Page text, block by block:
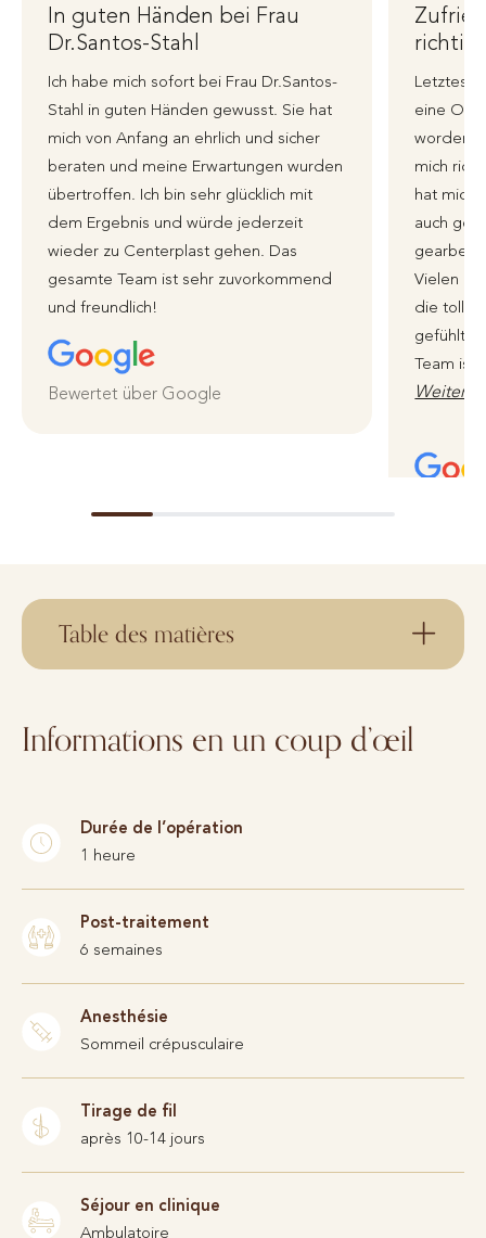
In guten Händen bei Frau
Dr.Santos-Stahl
Ich habe mich sofort bei Frau Dr.Santos-
Stahl in guten Händen gewusst. Sie hat
mich von Anfang an ehrlich und sicher
beraten und meine Erwartungen wurden
übertroffen. Ich bin sehr glücklich mit
dem Ergebnis und würde jederzeit
wieder zu Centerplast gehen. Das
gesamte Team ist sehr zuvorkommend
und freundlich!
Bewertet über Google
richtig
Letztes
eine
worden,
mich
hat mich
auch
Vielen
die tolle
gefühlt
Team ist
Table des matières
Informations en un coup d’œil
Durée de l’opération
1 heure
Post-traitement
6 semaines
Anesthésie
Sommeil crépusculaire
Tirage de fil
après 10-14 jours
Séjour en clinique
Ambulatoire